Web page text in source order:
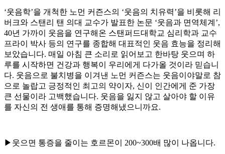
‘웃음학’을 개척한 노먼 커즌스의 ‘웃음의 치유력’을 비롯해 리
버크와 스탠리 탠 의대 교수가 발표한 논문 ‘웃음과 면역체계’,
40년 가까이 웃음을 연구해온 스탠퍼드대학교 심리학과 교수
프라이 박사 등의 연구를 종합해 대표적인 웃음 효능을 정리해
보았습니다. 매일 아침 큰 소리로 읽어보고 한바탕 웃으며 하
루를 시작하면 건강과 행복이 우리에게 다가올 것이라 믿습니
다. 웃음으로 불치병을 이겨낸 노먼 커즌스는 웃음이야말로 참
으로 놀랍고 긍정적인 최고의 약이자, 신이 인간에게 준 가장
큰 선물이라 고백했습니다. 웃음을 잃지 않고 살아야 할 이유
를 자신의 전 생애를 통해 증명해냈으니까요.
▶웃으면 통증을 줄이는 호르몬이 200~300배 많이 나옵니다.